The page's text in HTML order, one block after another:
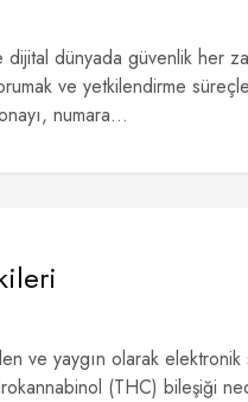
dünyada güvenlik her
ve yetkilendirme
numara...
ve yaygın olarak elektronik
(THC) bileşiği